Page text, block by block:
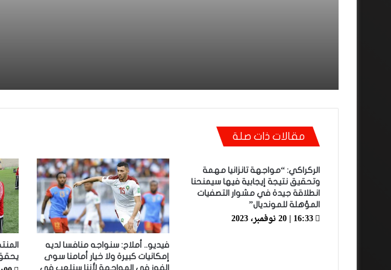
الأسود
البراغواي
فيديو..
مجموعة
سجلت
مقالات ذات صلة
الركراكي: “مواجهة تانزانيا مهمة
وتحقيق نتيجة إيجابية فيها سيمنحنا
انطلاقة جيدة في مشوار التصفيات
المؤهلة للمونديال”
16:33 | 20 نوفمبر، 2023
فيديو.. أملاح: سنواجه منافسا لديه
إمكانيات كبيرة ولا خيار أمامنا سوى
الفوز في المواجهة لأننا سنلعب في
يحقق